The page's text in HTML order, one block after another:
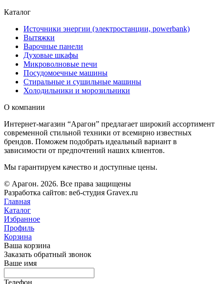
Каталог
Источники энергии (электростанции, powerbank)
Вытяжки
Варочные панели
Духовые шкафы
Микроволновые печи
Посудомоечные машины
Стиральные и сушильные машины
Холодильники и морозильники
О компании
Интернет-магазин “Арагон” предлагает широкий ассортимент
современной стильной техники от всемирно известных
брендов. Поможем подобрать идеальный вариант в
зависимости от предпочтений наших клиентов.
Мы гарантируем качество и доступные цены.
© Арагон. 2026. Все права защищены
Разработка сайтов: веб-студия Gravex.ru
Главная
Каталог
Избранное
Профиль
Корзина
Ваша корзина
Заказать обратный звонок
Ваше имя
Телефон